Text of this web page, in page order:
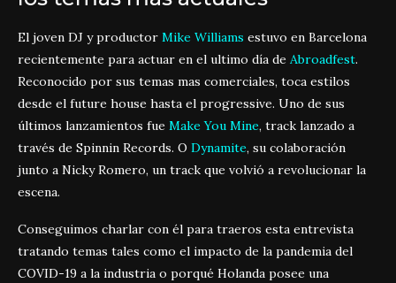
El joven DJ y productor Mike Williams estuvo en Barcelona
recientemente para actuar en el ultimo día de Abroadfest.
Reconocido por sus temas mas comerciales, toca estilos
desde el future house hasta el progressive. Uno de sus
últimos lanzamientos fue Make You Mine, track lanzado a
través de Spinnin Records. O Dynamite, su colaboración
junto a Nicky Romero, un track que volvió a revolucionar la
escena.
Conseguimos charlar con él para traeros esta entrevista
tratando temas tales como el impacto de la pandemia del
COVID-19 a la industria o porqué Holanda posee una